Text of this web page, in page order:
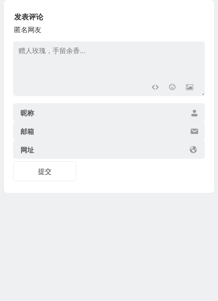
发表评论
匿名网友
昵称
邮箱
网址
提交